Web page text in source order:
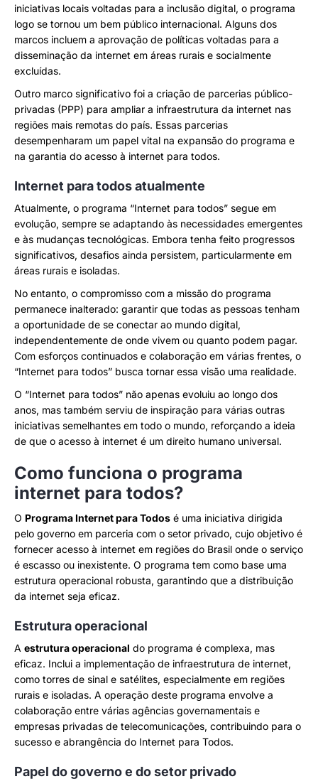
iniciativas locais voltadas para a inclusão digital, o programa
logo se tornou um bem público internacional. Alguns dos
marcos incluem a aprovação de políticas voltadas para a
disseminação da internet em áreas rurais e socialmente
excluídas.
Outro marco significativo foi a criação de parcerias público-
privadas (PPP) para ampliar a infraestrutura da internet nas
regiões mais remotas do país. Essas parcerias
desempenharam um papel vital na expansão do programa e
na garantia do acesso à internet para todos.
Internet para todos atualmente
Atualmente, o programa “Internet para todos” segue em
evolução, sempre se adaptando às necessidades emergentes
e às mudanças tecnológicas. Embora tenha feito progressos
significativos, desafios ainda persistem, particularmente em
áreas rurais e isoladas.
No entanto, o compromisso com a missão do programa
permanece inalterado: garantir que todas as pessoas tenham
a oportunidade de se conectar ao mundo digital,
independentemente de onde vivem ou quanto podem pagar.
Com esforços continuados e colaboração em várias frentes, o
“Internet para todos” busca tornar essa visão uma realidade.
O “Internet para todos” não apenas evoluiu ao longo dos
anos, mas também serviu de inspiração para várias outras
iniciativas semelhantes em todo o mundo, reforçando a ideia
de que o acesso à internet é um direito humano universal.
Como funciona o programa
internet para todos?
O Programa Internet para Todos é uma iniciativa dirigida
pelo governo em parceria com o setor privado, cujo objetivo é
fornecer acesso à internet em regiões do Brasil onde o serviço
é escasso ou inexistente. O programa tem como base uma
estrutura operacional robusta, garantindo que a distribuição
da internet seja eficaz.
Estrutura operacional
A estrutura operacional do programa é complexa, mas
eficaz. Inclui a implementação de infraestrutura de internet,
como torres de sinal e satélites, especialmente em regiões
rurais e isoladas. A operação deste programa envolve a
colaboração entre várias agências governamentais e
empresas privadas de telecomunicações, contribuindo para o
sucesso e abrangência do Internet para Todos.
Papel do governo e do setor privado